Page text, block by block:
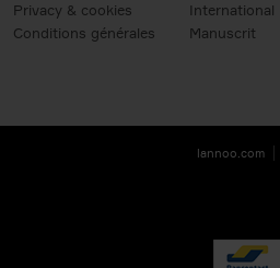
Privacy & cookies
Conditions générales
International
Manuscrit
lannoo.com